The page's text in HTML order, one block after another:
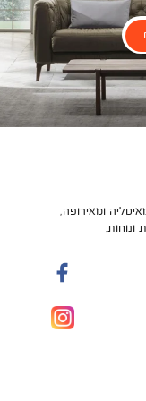
ומאירופה,
ונוחות.